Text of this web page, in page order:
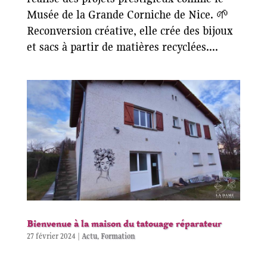
Musée de la Grande Corniche de Nice. 🌱
Reconversion créative, elle crée des bijoux
et sacs à partir de matières recyclées....
Bienvenue à la maison du tatouage réparateur
27 février 2024| Actu, Formation